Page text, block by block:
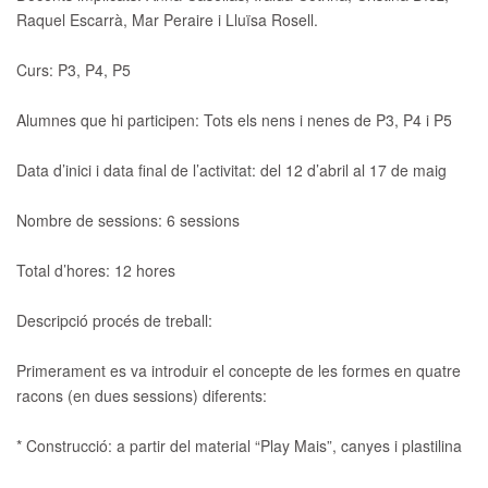
Raquel Escarrà, Mar Peraire i Lluïsa Rosell.
Curs: P3, P4, P5
Alumnes que hi participen: Tots els nens i nenes de P3, P4 i P5
Data d’inici i data final de l’activitat: del 12 d’abril al 17 de maig
Nombre de sessions: 6 sessions
Total d’hores: 12 hores
Descripció procés de treball:
Primerament es va introduir el concepte de les formes en quatre
racons (en dues sessions) diferents:
* Construcció: a partir del material “Play Mais”, canyes i plastilina